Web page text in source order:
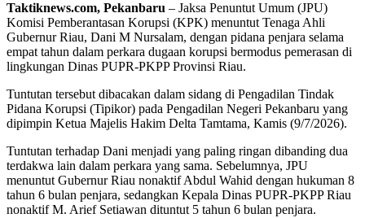
Taktiknews.com, Pekanbaru – Jaksa Penuntut Umum (JPU)
Komisi Pemberantasan Korupsi (KPK) menuntut Tenaga Ahli
Gubernur Riau, Dani M Nursalam, dengan pidana penjara selama
empat tahun dalam perkara dugaan korupsi bermodus pemerasan di
lingkungan Dinas PUPR-PKPP Provinsi Riau.
Tuntutan tersebut dibacakan dalam sidang di Pengadilan Tindak
Pidana Korupsi (Tipikor) pada Pengadilan Negeri Pekanbaru yang
dipimpin Ketua Majelis Hakim Delta Tamtama, Kamis (9/7/2026).
Tuntutan terhadap Dani menjadi yang paling ringan dibanding dua
terdakwa lain dalam perkara yang sama. Sebelumnya, JPU
menuntut Gubernur Riau nonaktif Abdul Wahid dengan hukuman 8
tahun 6 bulan penjara, sedangkan Kepala Dinas PUPR-PKPP Riau
nonaktif M. Arief Setiawan dituntut 5 tahun 6 bulan penjara.